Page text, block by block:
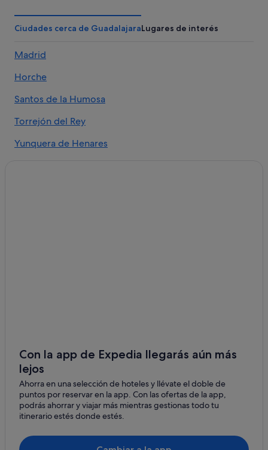
Hoteles cerca de Parque de la Concordia
Apartamentos en Guadalajara
Moteles en Guadalajara
Melia hoteles en Guadalajara
Husa hoteles en Guadalajara
Hoteles cerca de Panteón de la Duquesa de Sevillano
Hoteles de 3 estrellas en Guadalajara
Campings de caravanas en Guadalajara
Hoteles con gimnasio en Guadalajara
Apartoteles en Guadalajara
Albergues en Guadalajara
Hoteles en la playa en Guadalajara
Ciudades cerca de GuadalajaraLugares de interés
Madrid
Horche
Santos de la Humosa
Torrejón del Rey
Yunquera de Henares
Marchamalo
Aldeanueva de Guadalajara
Valdeaveruelo
Con la app de Expedia llegarás aún más
lejos
Ahorra en una selección de hoteles y llévate el doble de
puntos por reservar en la app. Con las ofertas de la app,
podrás ahorrar y viajar más mientras gestionas todo tu
itinerario estés donde estés.